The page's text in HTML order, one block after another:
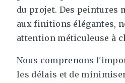
du projet. Des peintures
aux finitions élégantes,
attention méticuleuse à
Nous comprenons
les délais et de